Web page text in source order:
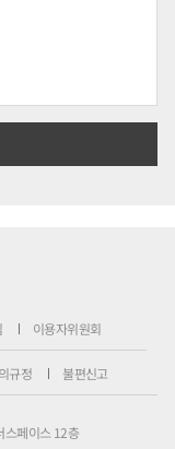
이용자위원회
규정 불편신고
스페이스 12층